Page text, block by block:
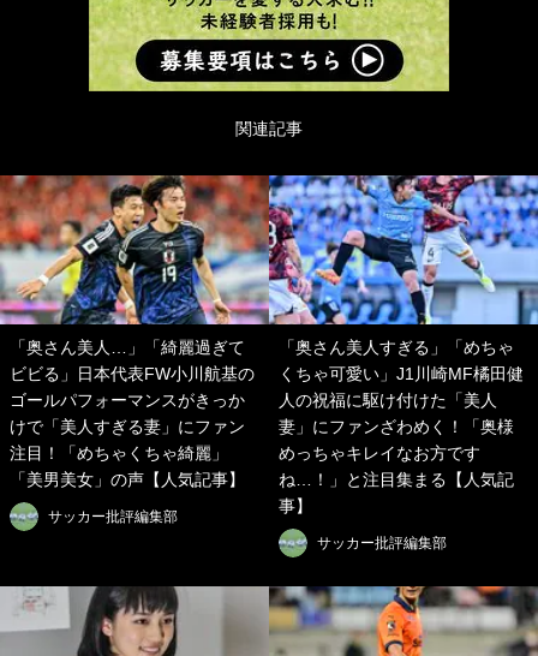
関連記事
「奥さん美人…」「綺麗過ぎて
ビビる」日本代表FW小川航基の
ゴールパフォーマンスがきっか
けで「美人すぎる妻」にファン
注目！「めちゃくちゃ綺麗」
「美男美女」の声【人気記事】
サッカー批評編集部
「奥さん美人すぎる」「めちゃ
くちゃ可愛い」J1川崎MF橘田健
人の祝福に駆け付けた「美人
妻」にファンざわめく！「奥様
めっちゃキレイなお方です
ね…！」と注目集まる【人気記
事】
サッカー批評編集部